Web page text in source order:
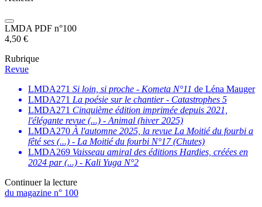
LMDA PDF n°100
4,50 €
Rubrique
Revue
LMDA271 Si loin, si proche - Kometa N°11 de Léna Mauger
LMDA271 La poésie sur le chantier - Catastrophes 5
LMDA271 Cinquième édition imprimée depuis 2021,
l'élégante revue (...) -Animal (hiver 2025)
LMDA270 À l'automne 2025, la revue La Moitié du fourbi a
fêté ses (...) - La Moitié du fourbi N°17 (Chutes)
LMDA269 Vaisseau amiral des éditions Hardies, créées en
2024 par (...) - Kali Yuga N°2
Continuer la lecture
du magazine n° 100